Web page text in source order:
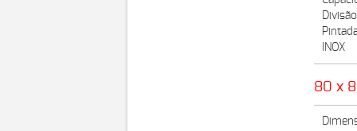
INOX
80 x